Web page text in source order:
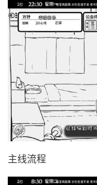
主线流程